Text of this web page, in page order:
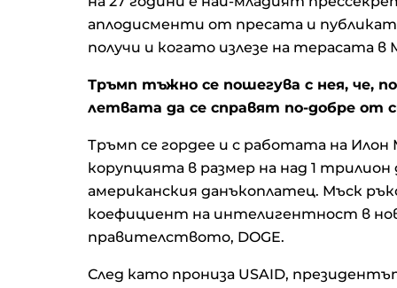
аплодисменти от пресата и
получи и когато излезе на терасата в
Тръмп тъжно се пошегува с нея, че,
летвата да се справят по-добре от
Тръмп се гордее и с работата на
корупцията в размер на над 1
американския данъкоплатец. Мъск
коефициент на интелигентност в
правителството, DOGE.
След като прониза USAID,